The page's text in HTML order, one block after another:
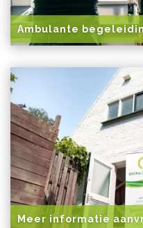
Ambulante
Meer informatie